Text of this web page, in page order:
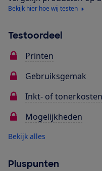
Bekijk hier hoe wij testen
Testoordeel
Printen
Gebruiksgemak
Inkt- of tonerkosten
Mogelijkheden
Bekijk alles
Pluspunten